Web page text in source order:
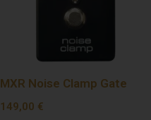
MXR Noise Clamp Gate
149,00 €